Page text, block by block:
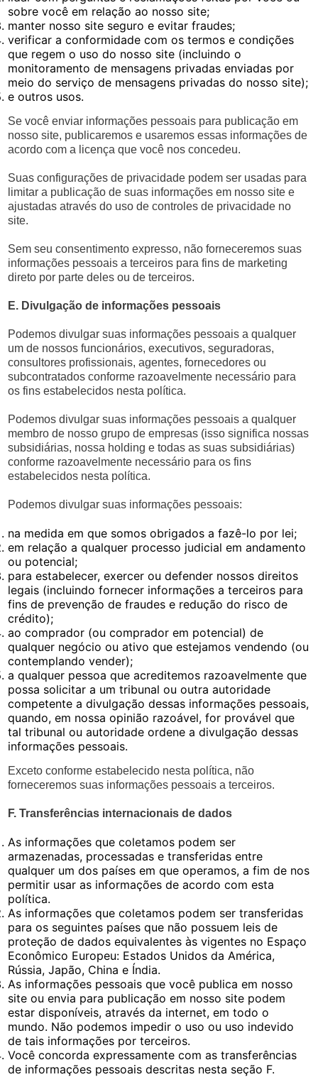
sobre você em relação ao nosso site;
manter nosso site seguro e evitar fraudes;
verificar a conformidade com os termos e condições
que regem o uso do nosso site (incluindo o
monitoramento de mensagens privadas enviadas por
meio do serviço de mensagens privadas do nosso site);
e outros usos.
Se você enviar informações pessoais para publicação em
nosso site, publicaremos e usaremos essas informações de
acordo com a licença que você nos concedeu.
Suas configurações de privacidade podem ser usadas para
limitar a publicação de suas informações em nosso site e
ajustadas através do uso de controles de privacidade no
site.
Sem seu consentimento expresso, não forneceremos suas
informações pessoais a terceiros para fins de marketing
direto por parte deles ou de terceiros.
E. Divulgação de informações pessoais
Podemos divulgar suas informações pessoais a qualquer
um de nossos funcionários, executivos, seguradoras,
consultores profissionais, agentes, fornecedores ou
subcontratados conforme razoavelmente necessário para
os fins estabelecidos nesta política.
Podemos divulgar suas informações pessoais a qualquer
membro de nosso grupo de empresas (isso significa nossas
subsidiárias, nossa holding e todas as suas subsidiárias)
conforme razoavelmente necessário para os fins
estabelecidos nesta política.
Podemos divulgar suas informações pessoais:
na medida em que somos obrigados a fazê-lo por lei;
em relação a qualquer processo judicial em andamento
ou potencial;
para estabelecer, exercer ou defender nossos direitos
legais (incluindo fornecer informações a terceiros para
fins de prevenção de fraudes e redução do risco de
crédito);
ao comprador (ou comprador em potencial) de
qualquer negócio ou ativo que estejamos vendendo (ou
contemplando vender);
a qualquer pessoa que acreditemos razoavelmente que
possa solicitar a um tribunal ou outra autoridade
competente a divulgação dessas informações pessoais,
quando, em nossa opinião razoável, for provável que
tal tribunal ou autoridade ordene a divulgação dessas
informações pessoais.
Exceto conforme estabelecido nesta política, não
forneceremos suas informações pessoais a terceiros.
F. Transferências internacionais de dados
As informações que coletamos podem ser
armazenadas, processadas e transferidas entre
qualquer um dos países em que operamos, a fim de nos
permitir usar as informações de acordo com esta
política.
As informações que coletamos podem ser transferidas
para os seguintes países que não possuem leis de
proteção de dados equivalentes às vigentes no Espaço
Econômico Europeu: Estados Unidos da América,
Rússia, Japão, China e Índia.
As informações pessoais que você publica em nosso
site ou envia para publicação em nosso site podem
estar disponíveis, através da internet, em todo o
mundo. Não podemos impedir o uso ou uso indevido
de tais informações por terceiros.
Você concorda expressamente com as transferências
de informações pessoais descritas nesta seção F.